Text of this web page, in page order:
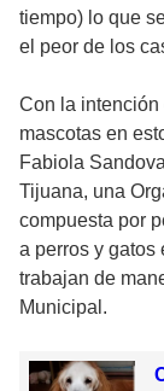
tiempo) lo que
el peor de los
Con la
mascotas en
Fabiola
Tijuana, una
compuesta por
a perros y gatos
trabajan de
Municipal.